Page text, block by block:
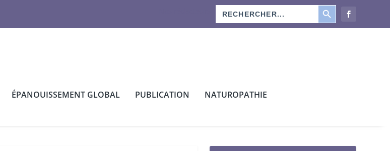
Search
for:
SEARCH BUTTON
ÉPANOUISSEMENT GLOBAL PUBLICATION NATUROPATHIE